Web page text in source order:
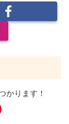
かります！